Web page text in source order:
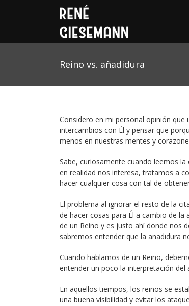
Reino vs. añadidura
Considero en mi personal opinión
intercambios con Él y pensar que
menos en nuestras mentes y
Sabe, curiosamente cuando leemos
en realidad nos interesa, tratamos a
hacer cualquier cosa con tal de
El problema al ignorar el resto de la
de hacer cosas para Él a cambio de
de un Reino y es justo ahí donde nos
sabremos entender que la añadidura
Cuando hablamos de un Reino,
entender un poco la interpretación del
En aquellos tiempos, los reinos se
una buena visibilidad y evitar los